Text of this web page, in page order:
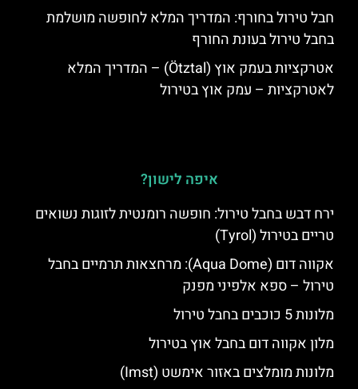
חבל טירול בחורף: המדריך המלא לחופשה מושלמת
בחבל טירול בעונת החורף
אטרקציות בעמק אוץ (Ötztal) – המדריך המלא
לאטרקציות – עמק אוץ בטירול
איפה לישון?
ירח דבש בחבל טירול: חופשה רומנטית לזוגות נשואים
טריים בטירול (Tyrol)
אקווה דום (Aqua Dome): מרחצאות תרמיים בחבל
טירול – ספא אלפיני מפנק
מלונות 5 כוכבים בחבל טירול
מלון אקווה דום בחבל אוץ בטירול
מלונות מומלצים באזור אימשט (Imst)